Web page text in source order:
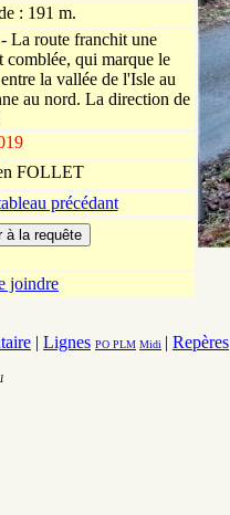
: 191 m.
- La route franchit une
comblée, qui marque le
la vallée de l'Isle au
au nord. La direction de
FOLLET
précédant
joindre
| Lignes PO PLM Midi | Repères